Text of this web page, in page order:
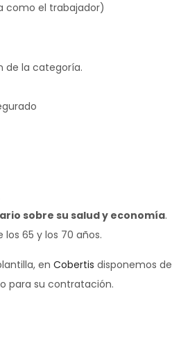
como el trabajador)
de la categoría.
sobre su salud y economía.
65 y los 70 años.
en Cobertis disponemos de
para su contratación.